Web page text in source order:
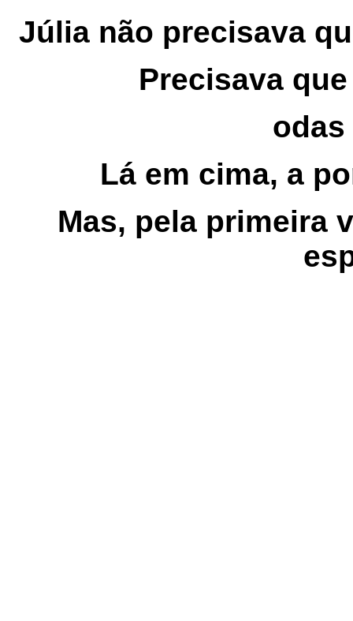
Júlia não precisava
Precisava
Lá em cima, a
Mas, pela primeira